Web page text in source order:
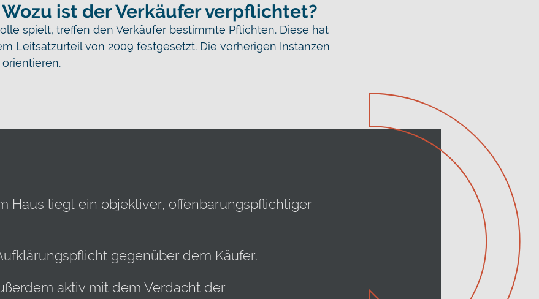
ist der Verkäufer verpflichtet?
spielt, treffen den Verkäufer bestimmte Pflichten. Diese hat
Leitsatzurteil von 2009 festgesetzt. Die vorherigen Instanzen
Haus liegt ein objektiver, offenbarungspflichtiger
gegenüber dem Käufer.
aktiv mit dem Verdacht der